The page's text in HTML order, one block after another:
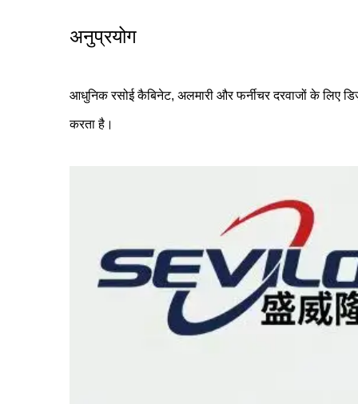
अनुप्रयोग
आधुनिक रसोई कैबिनेट, अलमारी और फर्नीचर दरवाजों के लिए
करता है।